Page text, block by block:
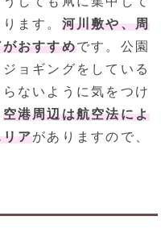
ます。 河川敷や、周
おすすめです。公園
ョギングをしている
ないように気をつけ
空港周辺は航空法によ
リアがありますので、